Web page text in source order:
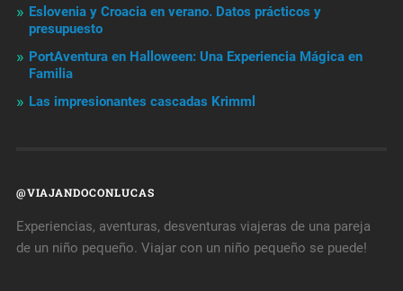
Eslovenia y Croacia en verano. Datos prácticos y
presupuesto
PortAventura en Halloween: Una Experiencia Mágica en
Familia
Las impresionantes cascadas Krimml
@VIAJANDOCONLUCAS
Experiencias, aventuras, desventuras viajeras de una pareja
de un niño pequeño. Viajar con un niño pequeño se puede!